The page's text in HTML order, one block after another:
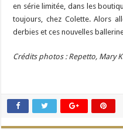
en série limitée, dans les
toujours, chez Colette. Alors
derbies et ces nouvelles
Crédits photos : Repetto, Mary